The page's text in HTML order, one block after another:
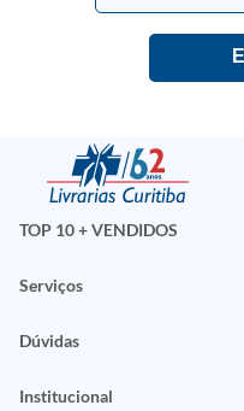
TOP 10 + VENDIDOS
Serviços
Dúvidas
Institucional